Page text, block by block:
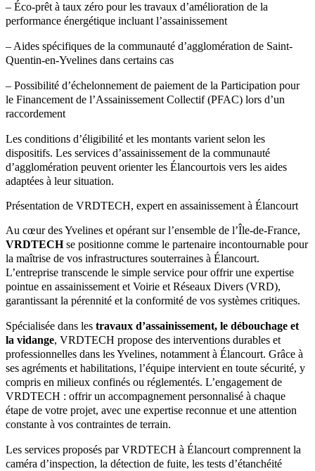
– Éco-prêt à taux zéro pour les travaux d’amélioration de la
performance énergétique incluant l’assainissement
– Aides spécifiques de la communauté d’agglomération de Saint-
Quentin-en-Yvelines dans certains cas
– Possibilité d’échelonnement de paiement de la Participation pour
le Financement de l’Assainissement Collectif (PFAC) lors d’un
raccordement
Les conditions d’éligibilité et les montants varient selon les
dispositifs. Les services d’assainissement de la communauté
d’agglomération peuvent orienter les Élancourtois vers les aides
adaptées à leur situation.
Présentation de VRDTECH, expert en assainissement à Élancourt
Au cœur des Yvelines et opérant sur l’ensemble de l’Île-de-France,
VRDTECHse positionne comme le partenaire incontournable pour
la maîtrise de vos infrastructures souterraines à Élancourt.
L’entreprise transcende le simple service pour offrir une expertise
pointue en assainissement et Voirie et Réseaux Divers (VRD),
garantissant la pérennité et la conformité de vos systèmes critiques.
Spécialisée dans les travaux d’assainissement, le débouchage et
la vidange, VRDTECH propose des interventions durables et
professionnelles dans les Yvelines, notamment à Élancourt. Grâce à
ses agréments et habilitations, l’équipe intervient en toute sécurité, y
compris en milieux confinés ou réglementés. L’engagement de
VRDTECH : offrir un accompagnement personnalisé à chaque
étape de votre projet, avec une expertise reconnue et une attention
constante à vos contraintes de terrain.
Les services proposés par VRDTECH à Élancourt comprennent la
caméra d’inspection, la détection de fuite, les tests d’étanchéité